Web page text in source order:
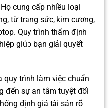
cung cấp nhiều loại
từ trang sức, kim cương,
Quy trình thẩm định
giúp bạn giải quyết
quy trình làm việc chuẩn
đến sự an tâm tuyệt đối
định giá tài sản rõ